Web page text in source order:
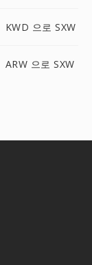
KWD 으로 SXW
ARW 으로 SXW